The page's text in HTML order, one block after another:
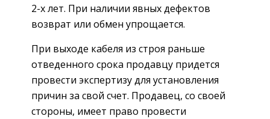
2-х лет. При наличии явных дефектов
возврат или обмен упрощается.
При выходе кабеля из строя раньше
отведенного срока продавцу придется
провести экспертизу для установления
причин за свой счет. Продавец, со своей
стороны, имеет право провести